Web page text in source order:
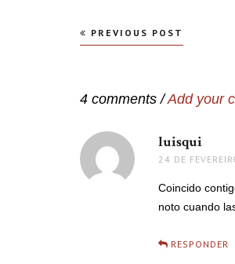
Navegação
PREVIOUS POST
4 comments /Add your
luisqui
24 DE
Coincido
noto cuando
RESPONDER